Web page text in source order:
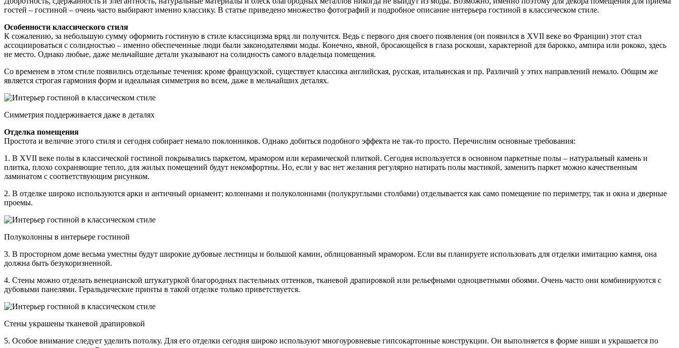
гостей – гостиной – очень часто выбирают именно классику. В статье приведено множество фотографий и подробное описание интерьера гостиной в классическом стиле.
Особенности классического стиля
К сожалению, за небольшую сумму оформить гостиную в стиле классицизма вряд ли получится. Ведь с первого дня своего появления (он появился в XVII веке во Франции) этот стал
ассоциироваться с солидностью – именно обеспеченные люди были законодателями моды. Конечно, явной, бросающейся в глаза роскоши, характерной для барокко, ампира или рококо, здесь
не место. Однако любые, даже мельчайшие детали указывают на солидность самого владельца помещения.
Со временем в этом стиле появились отдельные течения: кроме французской, существует классика английская, русская, итальянская и пр. Различий у этих направлений немало. Общим же
является строгая гармония форм и идеальная симметрия во всем, даже в мельчайших деталях.
Симметрия поддерживается даже в деталях
Отделка помещения
Простота и величие этого стиля и сегодня собирает немало поклонников. Однако добиться подобного эффекта не так-то просто. Перечислим основные требования:
1. В XVII веке полы в классической гостиной покрывались паркетом, мрамором или керамической плиткой. Сегодня используется в основном паркетные полы – натуральный камень и
плитка, плохо сохраняющие тепло, для жилых помещений будут некомфортны. Но, если у вас нет желания регулярно натирать полы мастикой, заменить паркет можно качественным
ламинатом с соответствующим рисунком.
2. В отделке широко используются арки и античный орнамент; колоннами и полуколоннами (полукруглыми столбами) отделывается как само помещение по периметру, так и окна и дверные
проемы.
Полуколонны в интерьере гостиной
3. В просторном доме весьма уместны будут широкие дубовые лестницы и большой камин, облицованный мрамором. Если вы планируете использовать для отделки имитацию камня, она
должна быть безукоризненной.
4. Стены можно отделать венецианской штукатуркой благородных пастельных оттенков, тканевой драпировкой или рельефными одноцветными обоями. Очень часто они комбинируются с
дубовыми панелями. Геральдические принты в такой отделке только приветствуется.
Стены украшены тканевой драпировкой
5. Особое внимание следует уделить потолку. Для его отделки сегодня широко используют многоуровневые гипсокартонные конструкции. Он выполняется в форме ниши и украшается по